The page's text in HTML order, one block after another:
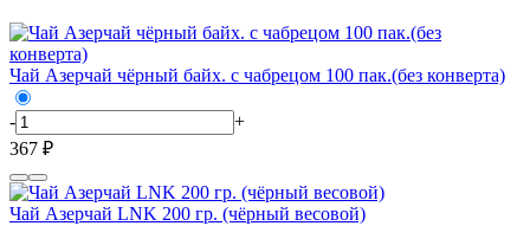
Чай Азерчай чёрный байх. с чабрецом 100 пак.(без конверта)
-
+
367 ₽
Чай Азерчай LNK 200 гр. (чёрный весовой)